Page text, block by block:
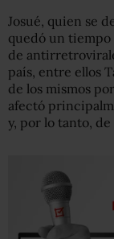
Josué, quien se
quedó un tiempo
de
país, entre ellos
de los mismos
afectó
y, por lo tanto, de